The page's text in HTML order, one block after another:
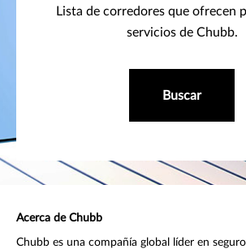
Lista de corredores que ofrecen
servicios de Chubb.
Buscar
Acerca de Chubb
Chubb es una compañía global líder en